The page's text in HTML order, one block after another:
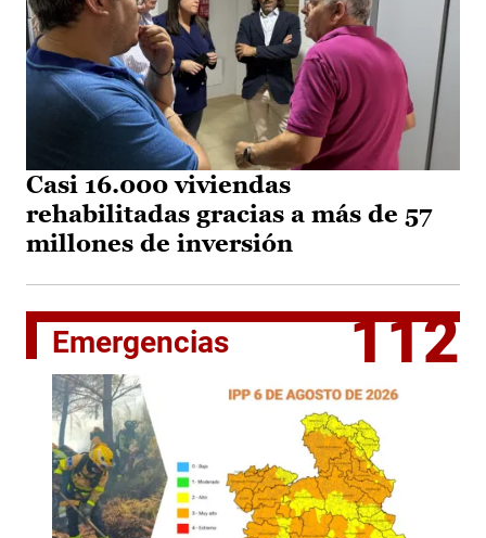
Casi 16.000 viviendas
rehabilitadas gracias a más de 57
millones de inversión
Emergencias 112